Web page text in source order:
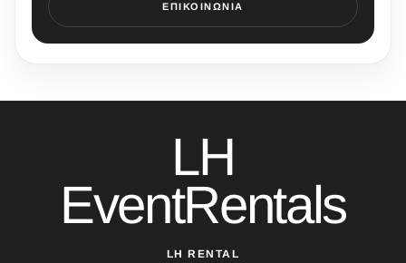
ΕΠΙΚΟΙΝΩΝΊΑ
LH
EventRentals
LH RENTAL